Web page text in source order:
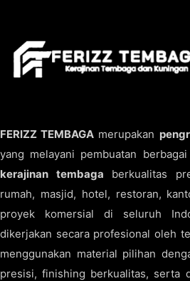
FERIZZ TEMBAGA merupakan
yang melayani pembuatan berbagai
kerajinan tembaga berkualitas
rumah, masjid, hotel, restoran,
proyek komersial di seluruh
dikerjakan secara profesional oleh
menggunakan material pilihan
presisi, finishing berkualitas, serta